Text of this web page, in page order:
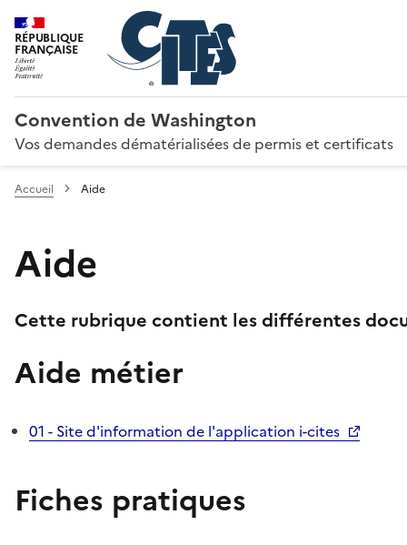
RÉPUBLIQUE
FRANÇAISE
Convention de Washington
Vos demandes dématérialisées de permis et certificats
Accueil Aide
Aide
Cette rubrique contient les différentes
Aide métier
01 - Site d'information de l'application i-cites
Fiches pratiques